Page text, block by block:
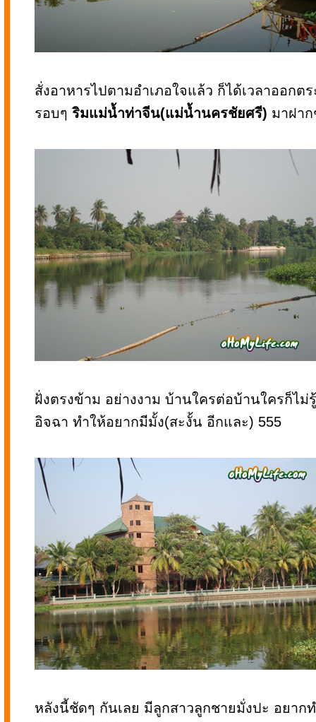
สั่งอาหารไปตามอำเภอใจแล้ว ก็ได้เวลาออกต
รอบๆ ริมแม่น้ำท่าจีน(แม่น้ำนครชัยศรี) มาฝา
ฝั่งตรงข้าม อย่างงาม บ้านใครต่อบ้านใครก็ไม่
อิจฉา ทำให้อยากมีมั้ง(สะงั้น อีกและ) 555
หลังนี้ชัดๆ กันเลย มีลูกสาวลูกชายมั่งปะ อยาก